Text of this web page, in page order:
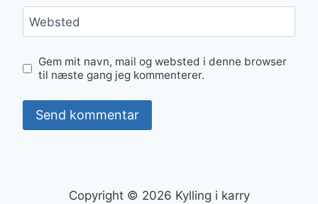
Websted
Gem mit navn, mail og websted i denne browser
til næste gang jeg kommenterer.
Copyright © 2026 Kylling i karry